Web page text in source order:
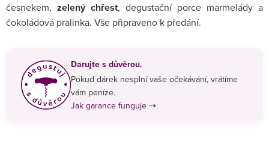
česnekem, zelený chřest, degustační porce marmelády a
čokoládová pralinka. Vše připraveno k předání.
Darujte s důvěrou.
Pokud dárek nesplní vaše očekávání, vrátíme
vám peníze.
Jak garance funguje ⇢